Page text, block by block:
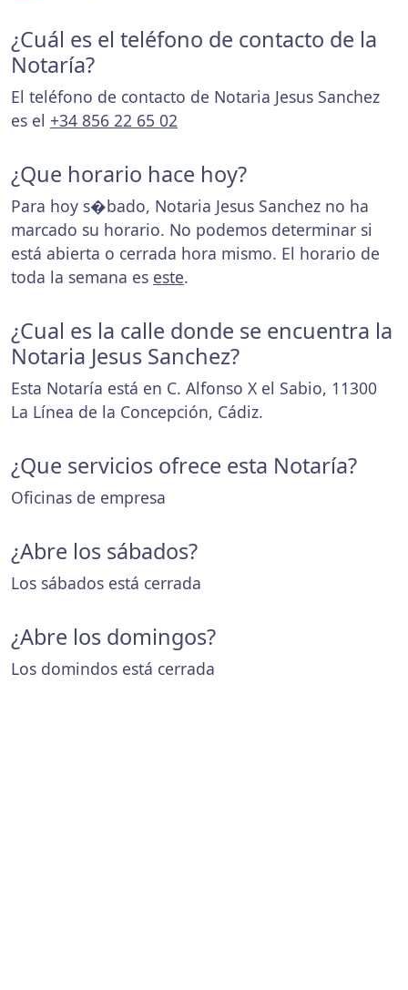
¿Cuál es el teléfono de contacto de la
Notaría?
El teléfono de contacto de Notaria Jesus Sanchez
es el +34 856 22 65 02
¿Que horario hace hoy?
Para hoy s�bado, Notaria Jesus Sanchez no ha
marcado su horario. No podemos determinar si
está abierta o cerrada hora mismo. El horario de
toda la semana es este.
¿Cual es la calle donde se encuentra la
Notaria Jesus Sanchez?
Esta Notaría está en C. Alfonso X el Sabio, 11300
La Línea de la Concepción, Cádiz.
¿Que servicios ofrece esta Notaría?
Oficinas de empresa
¿Abre los sábados?
Los sábados está cerrada
¿Abre los domingos?
Los domindos está cerrada